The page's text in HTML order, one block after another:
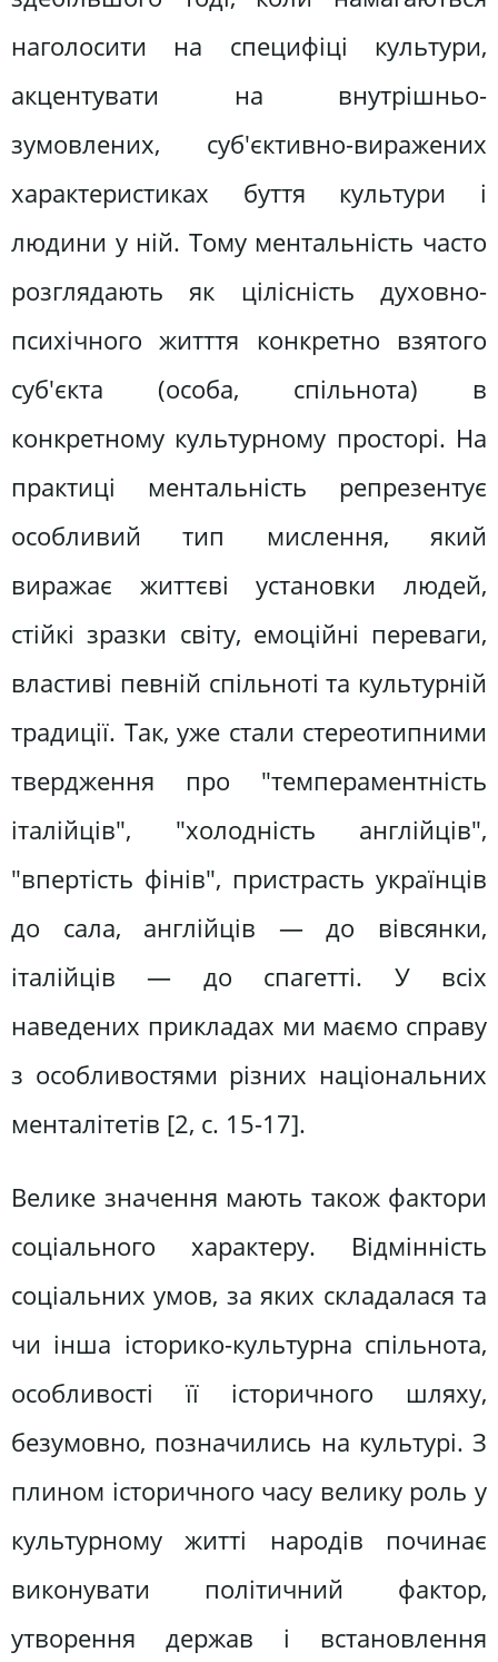
наголосити на специфіці культури,
акцентувати на внутрішньо-
зумовлених, суб'єктивно-виражених
характеристиках буття культури і
людини у ній. Тому ментальність часто
розглядають як цілісність духовно-
психічного житття конкретно взятого
суб'єкта (особа, спільнота) в
конкретному культурному просторі. На
практиці ментальність репрезентує
особливий тип мислення, який
виражає життєві установки людей,
стійкі зразки світу, емоційні переваги,
властиві певній спільноті та культурній
традиції. Так, уже стали стереотипними
твердження про "темпераментність
італійців", "холодність англійців",
"впертість фінів", пристрасть українців
до сала, англійців — до вівсянки,
італійців — до спагетті. У всіх
наведених прикладах ми маємо справу
з особливостями різних національних
менталітетів [2, c. 15-17].
Велике значення мають також фактори
соціального характеру. Відмінність
соціальних умов, за яких складалася та
чи інша історико-культурна спільнота,
особливості її історичного шляху,
безумовно, позначились на культурі. З
плином історичного часу велику роль у
культурному житті народів починає
виконувати політичний фактор,
утворення держав і встановлення